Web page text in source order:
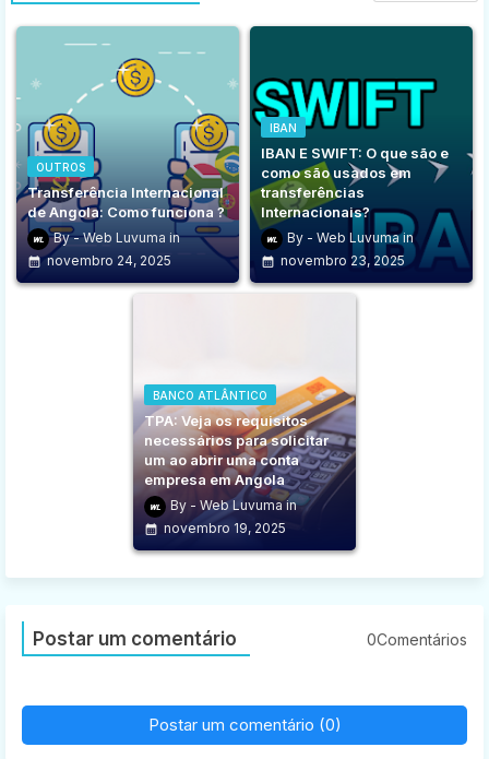
OUTROS
Transferência Internacional
de Angola: Como funciona ?
Web Luvuma
novembro 24, 2025
IBAN
IBAN E SWIFT: O que são e
como são usados em
transferências
Internacionais?
Web Luvuma
novembro 23, 2025
BANCO ATLÂNTICO
TPA: Veja os requisitos
necessários para solicitar
um ao abrir uma conta
empresa em Angola
Web Luvuma
novembro 19, 2025
Postar um comentário 0Comentários
Postar um comentário (0)